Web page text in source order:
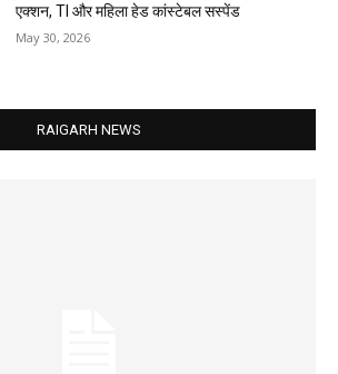
एक्शन, TI और महिला हेड कांस्टेबल सस्पेंड
May 30, 2026
RAIGARH NEWS